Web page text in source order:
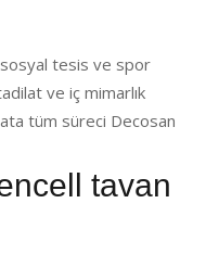
tesis ve spor
ve iç mimarlık
tüm süreci Decosan
tavan